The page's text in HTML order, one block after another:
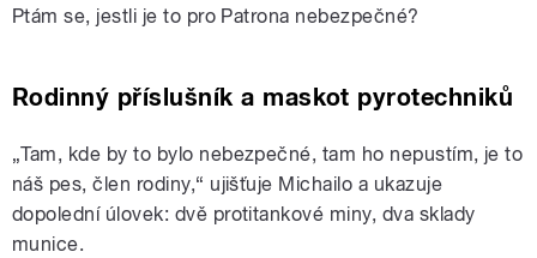
Ptám se, jestli je to pro Patrona nebezpečné?
Rodinný příslušník a maskot pyrotechniků
„Tam, kde by to bylo nebezpečné, tam ho nepustím, je to
náš pes, člen rodiny,“ ujišťuje Michailo a ukazuje
dopolední úlovek: dvě protitankové miny, dva sklady
munice.